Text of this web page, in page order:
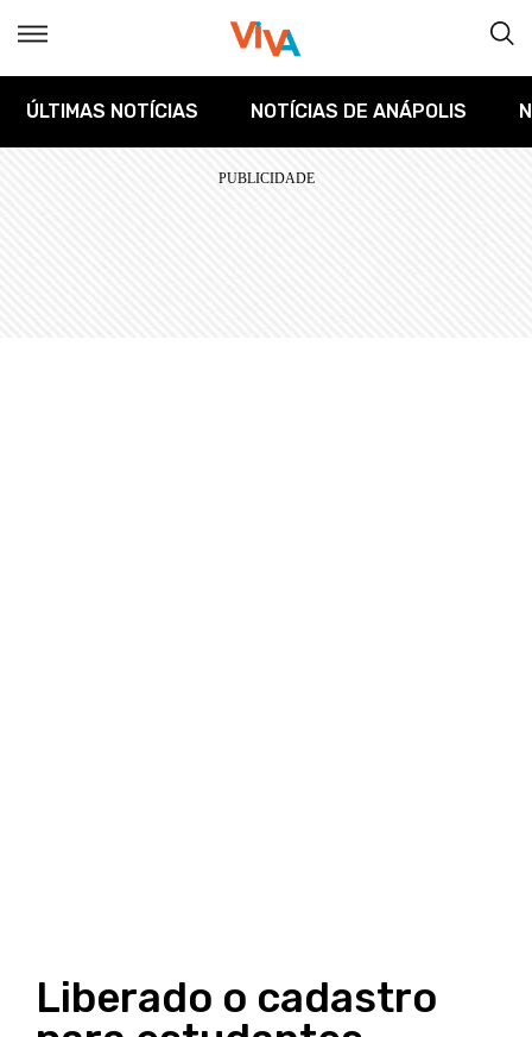
ÚLTIMAS NOTÍCIAS NOTÍCIAS DE ANÁPOLIS
Liberado o cadastro